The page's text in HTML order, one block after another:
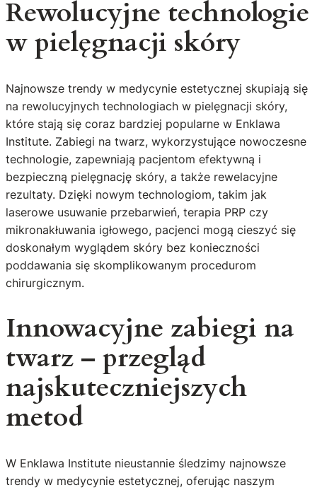
Rewolucyjne technologie
w pielęgnacji skóry
Najnowsze trendy w medycynie estetycznej skupiają się
na rewolucyjnych technologiach w pielęgnacji skóry,
które stają się coraz bardziej popularne w Enklawa
Institute. Zabiegi na twarz, wykorzystujące nowoczesne
technologie, zapewniają pacjentom efektywną i
bezpieczną pielęgnację skóry, a także rewelacyjne
rezultaty. Dzięki nowym technologiom, takim jak
laserowe usuwanie przebarwień, terapia PRP czy
mikronakłuwania igłowego, pacjenci mogą cieszyć się
doskonałym wyglądem skóry bez konieczności
poddawania się skomplikowanym procedurom
chirurgicznym.
Innowacyjne zabiegi na
twarz – przegląd
najskuteczniejszych
metod
W Enklawa Institute nieustannie śledzimy najnowsze
trendy w medycynie estetycznej, oferując naszym